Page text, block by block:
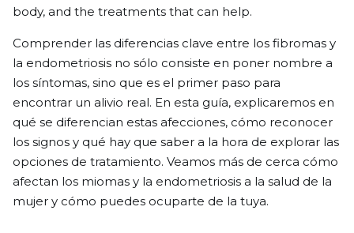
body, and the treatments that can help.
Comprender las diferencias clave entre los fibromas y
la endometriosis no sólo consiste en poner nombre a
los síntomas, sino que es el primer paso para
encontrar un alivio real. En esta guía, explicaremos en
qué se diferencian estas afecciones, cómo reconocer
los signos y qué hay que saber a la hora de explorar las
opciones de tratamiento. Veamos más de cerca cómo
afectan los miomas y la endometriosis a la salud de la
mujer y cómo puedes ocuparte de la tuya.